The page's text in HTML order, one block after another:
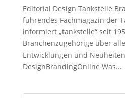
Editorial Design Tankstelle
führendes Fachmagazin der
informiert „tankstelle“ seit
Branchenzugehörige über
Entwicklungen und
DesignBrandingOnline Was...